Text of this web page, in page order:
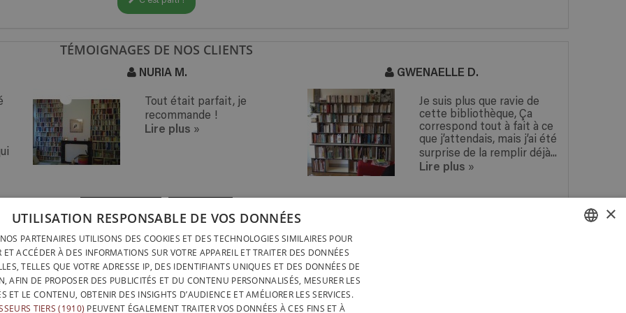
TÉMOIGNAGES DE NOS CLIENTS
NURIA M.
Tout était parfait, je
recommande !
Lire plus »
GWENAELLE D.
Je suis plus que ravie de
cette bibliothèque, Ça
correspond tout à fait à ce
que j’attendais, mais j’ai été
surprise de la remplir déjà...
Lire plus »
RAPIDE &
OUTILS
LIVRAISON PARTOUT EN
LIVRAISON PARTOUT EN
BELGIQUE EN 15 JOURS
SPRL/BVBA
BELGIQUE
DESIGNÉ ET FABRIQUÉ INTÉGRALEMENT EN BELGIQUE
CONTACTEZ-NOUS
PROTECTION DES DONNÉES
×
UTILISATION RESPONSABLE DE VOS DONNÉES
PARTENAIRES UTILISONS DES COOKIES ET DES TECHNOLOGIES SIMILAIRES POUR
ET ACCÉDER À DES INFORMATIONS SUR VOTRE APPAREIL ET TRAITER DES DONNÉES
TELLES QUE VOTRE ADRESSE IP, DES IDENTIFIANTS UNIQUES ET DES DONNÉES DE
AFIN DE PROPOSER DES PUBLICITÉS ET DU CONTENU PERSONNALISÉS, MESURER LES
ET LE CONTENU, OBTENIR DES INSIGHTS D’AUDIENCE ET AMÉLIORER LES SERVICES.
TIERS (1910) PEUVENT ÉGALEMENT TRAITER VOS DONNÉES À CES FINS ET À